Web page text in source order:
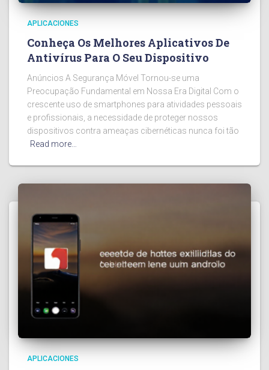
APLICACIONES
Conheça Os Melhores Aplicativos De
Antivírus Para O Seu Dispositivo
Anúncios A Segurança Móvel Tornou-se uma
Preocupação Fundamental em Nossa Era Digital Com o
crescente uso de smartphones para atividades pessoais
e profissionais, a necessidade de proteger nossos
dispositivos contra ameaças cibernéticas nunca foi tão
Read more…
APLICACIONES